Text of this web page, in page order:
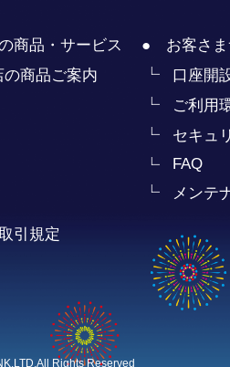
商品・サービス
の商品ご案内
● お客さま
口座開
ご利用
セキュ
FAQ
メンテ
引規定
Rights Reserved